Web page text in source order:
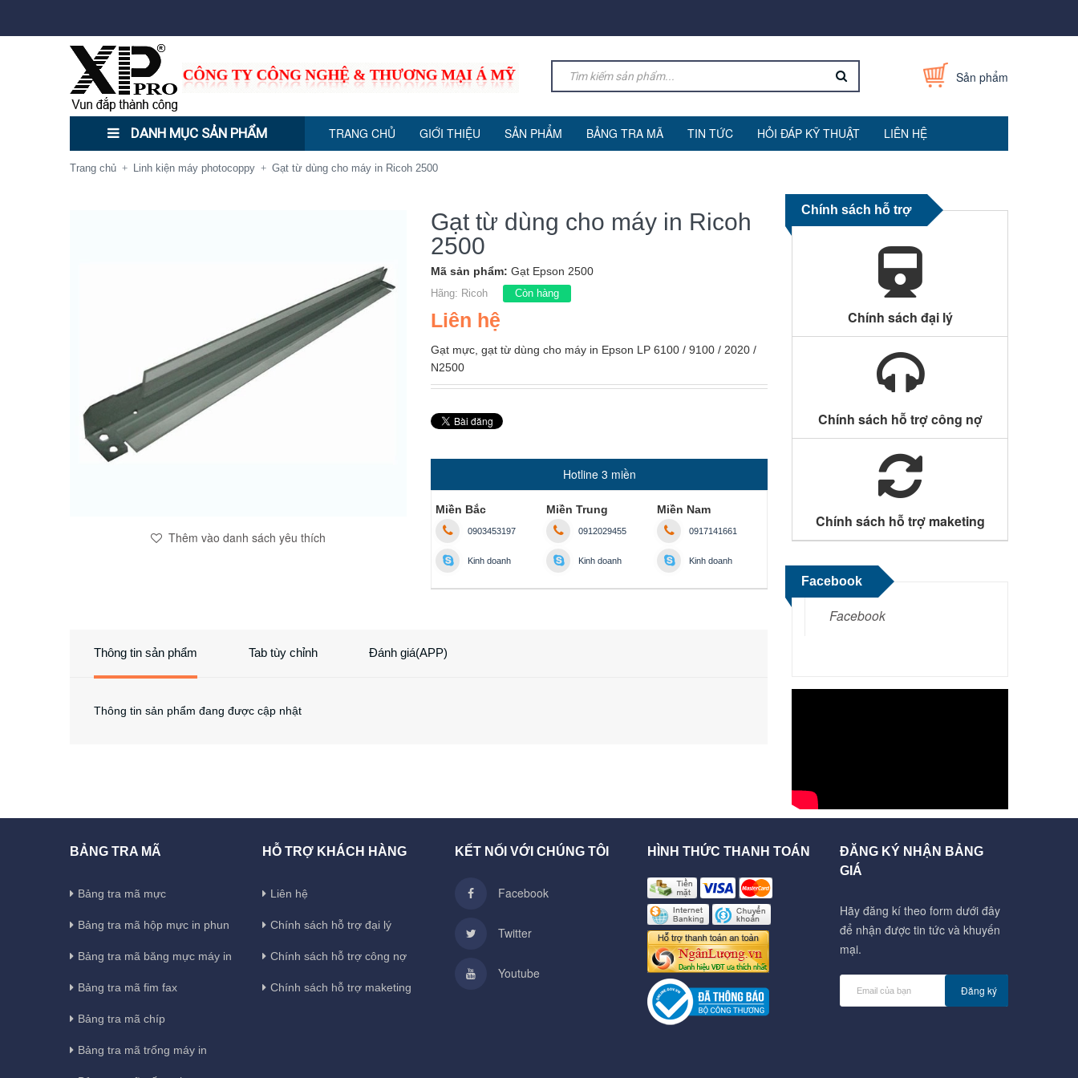
Sản phẩm
DANH MỤC SẢN PHẨM TRANG CHỦ GIỚI THIỆU SẢN PHẨM BẢNG TRA MÃ TIN TỨC HỎI ĐÁP KỸ THUẬT LIÊN HỆ
Trang chủ + Linh kiện máy photocoppy + Gạt từ dùng cho máy in Ricoh 2500
Thêm vào danh sách yêu thích
Gạt từ dùng cho máy in Ricoh
2500
Mã sản phẩm: Gạt Epson 2500
Hãng: Ricoh Còn hàng
Liên hệ
Gạt mực, gạt từ dùng cho máy in Epson LP 6100 / 9100 / 2020 /
N2500
Hotline 3 miền
Miền Bắc
0903453197
Kinh doanh
Miền Trung
0912029455
Kinh doanh
Miền Nam
0917141661
Kinh doanh
Thông tin sản phẩm Tab tùy chỉnh Đánh giá(APP)
Thông tin sản phẩm đang được cập nhật
Chính sách hỗ trợ
Chính sách đại lý
Chính sách hỗ trợ công nợ
Chính sách hỗ trợ maketing
Facebook
Facebook
BẢNG TRA MÃ
Bảng tra mã mực
Bảng tra mã hộp mực in phun
Bảng tra mã băng mực máy in
Bảng tra mã fim fax
Bảng tra mã chíp
Bảng tra mã trống máy in
HỖ TRỢ KHÁCH HÀNG
Liên hệ
Chính sách hỗ trợ đại lý
Chính sách hỗ trợ công nợ
Chính sách hỗ trợ maketing
KẾT NỐI VỚI CHÚNG TÔI
Facebook
Twitter
Youtube
HÌNH THỨC THANH TOÁN
ĐĂNG KÝ NHẬN BẢNG
GIÁ
Hãy đăng kí theo form dưới đây
để nhận được tin tức và khuyến
mại.
Đăng ký